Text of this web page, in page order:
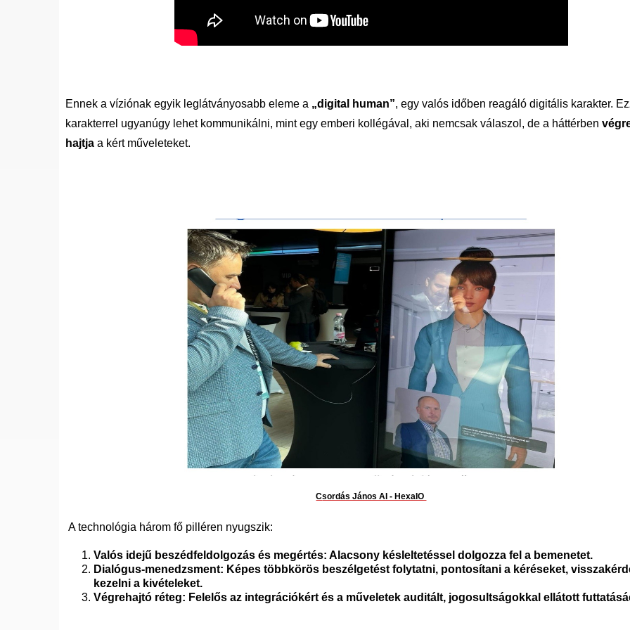
Ennek a víziónak egyik leglátványosabb eleme a „digital human”, egy valós időben reagáló digitális karakter.
karakterrel ugyanúgy lehet kommunikálni, mint egy emberi kollégával, aki nemcsak válaszol, de a háttérben
hajtjaa kért műveleteket.
Csordás János AI - HexaIO
A technológia három fő pilléren nyugszik:
Valós idejű beszédfeldolgozás és megértés: Alacsony késleltetéssel dolgozza fel a bemenetet.
Dialógus-menedzsment: Képes többkörös beszélgetést folytatni, pontosítani a kéréseket,
kezelni a kivételeket.
Végrehajtó réteg: Felelős az integrációkért és a műveletek auditált, jogosultságokkal ellátott